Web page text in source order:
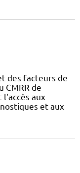
des facteurs de
CMRR de
l'accès aux
et aux